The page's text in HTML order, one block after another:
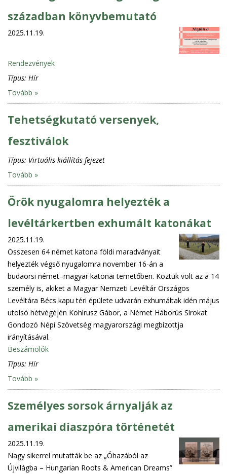
században könyvbemutató
2025.11.19.
Rendezvények
Típus: Hír
Tovább »
Tehetségkutató versenyek,
fesztiválok
Típus: Virtuális kiállítás fejezet
Tovább »
Örök nyugalomra helyezték a
levéltárkertben exhumált katonákat
2025.11.19.
Összesen 64 német katona földi maradványait
helyezték végső nyugalomra november 16-án a
budaörsi német–magyar katonai temetőben. Köztük volt az a 14
személy is, akiket a Magyar Nemzeti Levéltár Országos
Levéltára Bécs kapu téri épülete udvarán exhumáltak idén május
utolsó hétvégéjén Kohlrusz Gábor, a Német Háborús Sírokat
Gondozó Népi Szövetség magyarországi megbízottja
irányításával.
Beszámolók
Típus: Hír
Tovább »
Személyes sorsok árnyalják az
amerikai diaszpóra történetét
2025.11.19.
Nagy sikerrel mutatták be az „Óhazából az
Újvilágba – Hungarian Roots & American Dreams”